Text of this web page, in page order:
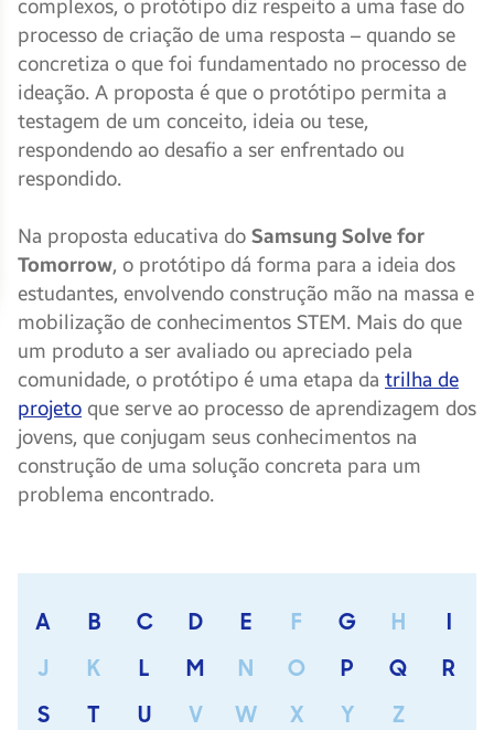
complexos, o protótipo diz respeito a uma fase do
processo de criação de uma resposta – quando se
concretiza o que foi fundamentado no processo de
ideação. A proposta é que o protótipo permita a
testagem de um conceito, ideia ou tese,
respondendo ao desafio a ser enfrentado ou
respondido.
Na proposta educativa do Samsung Solve for
Tomorrow, o protótipo dá forma para a ideia dos
estudantes, envolvendo construção mão na massa e
mobilização de conhecimentos STEM. Mais do que
um produto a ser avaliado ou apreciado pela
comunidade, o protótipo é uma etapa da trilha de
projeto que serve ao processo de aprendizagem dos
jovens, que conjugam seus conhecimentos na
construção de uma solução concreta para um
problema encontrado.
A B C D E F G H
I
J
K L M N O P Q
R
S
T U V W X Y Z